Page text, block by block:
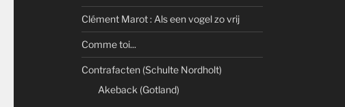
Clément Marot : Als een vogel zo vrij
Comme toi...
Contrafacten (Schulte Nordholt)
Akeback (Gotland)